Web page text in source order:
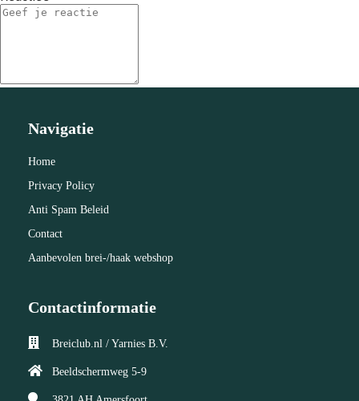
Navigatie
Home
Privacy Policy
Anti Spam Beleid
Contact
Aanbevolen brei-/haak webshop
Contactinformatie
Breiclub.nl / Yarnies B.V.
Beeldschermweg 5-9